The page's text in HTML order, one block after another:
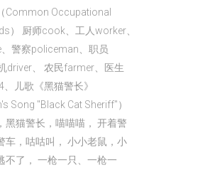
Common Occupational
） 厨师cook、工人worker、
警察policeman、职员
driver、 农民farmer、医生
儿歌《黑猫警长》
Song "Black Cat Sheriff"）
黑猫警长，喵喵喵， 开着警
车，咕咕叫， 小小老鼠，小
不了， 一枪一只、一枪一